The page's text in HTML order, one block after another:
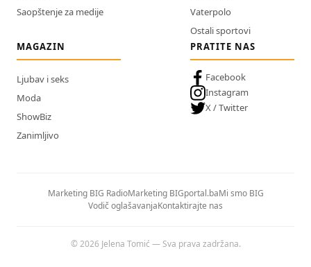
Saopštenje za medije
Vaterpolo
Ostali sportovi
MAGAZIN
Ljubav i seks
Moda
ShowBiz
Zanimljivo
PRATITE NAS
Facebook
Instagram
X / Twitter
Marketing BIG RadioMarketing BIGportal.baMi smo BIG
Vodič oglašavanjaKontaktirajte nas
© 2026 Jelena Tomić — Sva prava zadržana.